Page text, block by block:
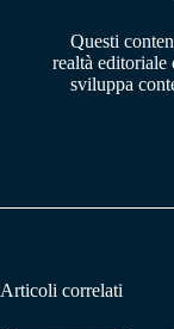
Questi
realtà editoriale
sviluppa
Articoli correlati